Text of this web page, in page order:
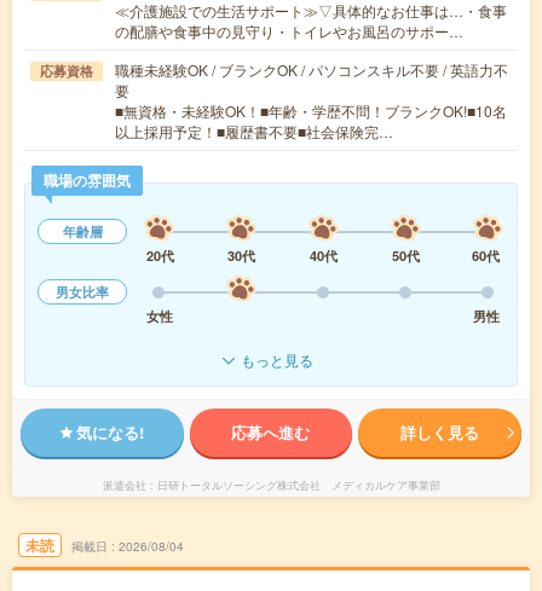
≪介護施設での生活サポート≫▽具体的なお仕事は…・食事
の配膳や食事中の見守り・トイレやお風呂のサポー…
応募資格
職種未経験OK / ブランクOK / パソコンスキル不要 / 英語力不
要
■無資格・未経験OK！■年齢・学歴不問！ブランクOK!■10名
以上採用予定！■履歴書不要■社会保険完…
職場の雰囲気
年齢層
20代
30代 40代 50代
60代
男女比率
女性
男性
もっと見る
気になる! 応募へ進む 詳しく見る
派遣会社 日研トータルソーシング株式会社 メディカルケア事業部
未読 掲載日 2026/08/04